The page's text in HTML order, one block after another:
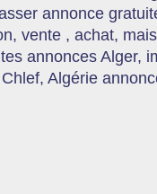
annonce
vente , achat,
annonces Alger,
Algérie